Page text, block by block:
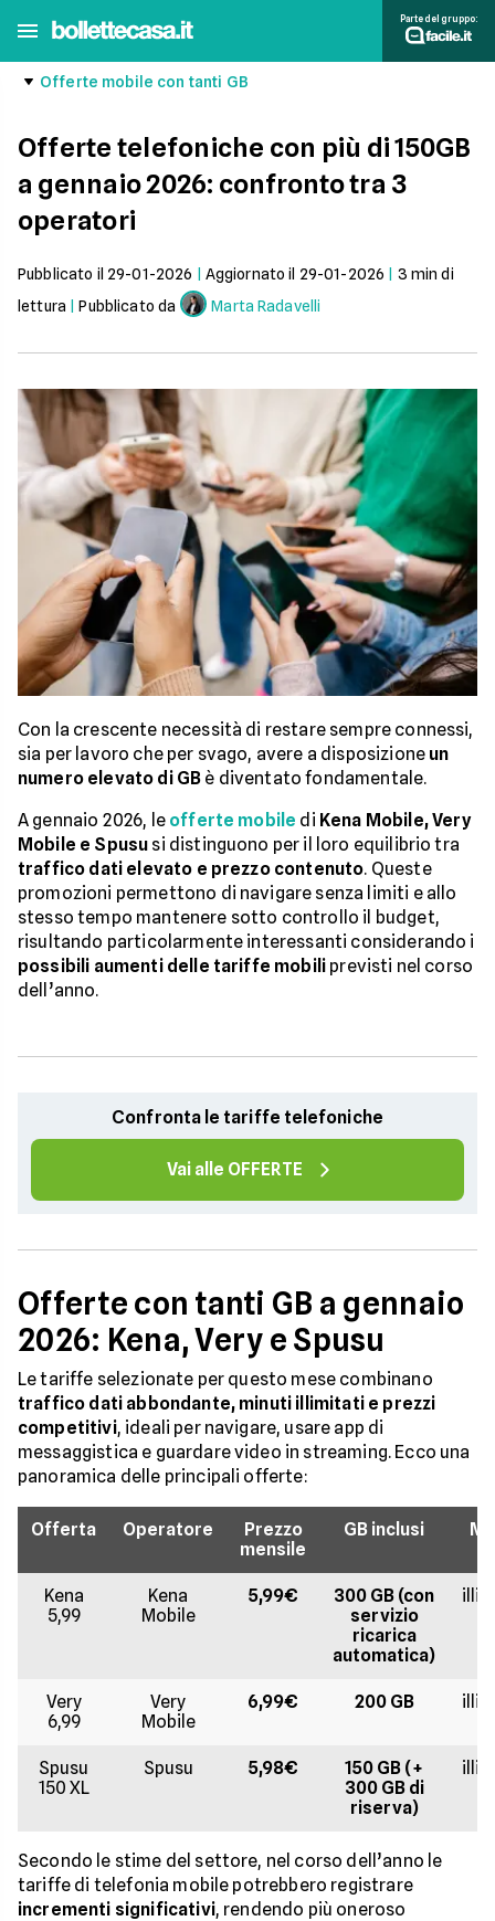
Parte del gruppo:
Offerte mobile con tanti GB
Offerte telefoniche con più di 150GB
a gennaio 2026: confronto tra 3
operatori
Pubblicato il 29-01-2026 Aggiornato il 29-01-2026 3 min di
lettura |Pubblicato da Marta Radavelli
Con la crescente necessità di restare sempre connessi,
sia per lavoro che per svago, avere a disposizione un
numero elevato di GB è diventato fondamentale.
A gennaio 2026, le offerte mobile di Kena Mobile, Very
Mobile e Spusu si distinguono per il loro equilibrio tra
traffico dati elevato e prezzo contenuto. Queste
promozioni permettono di navigare senza limiti e allo
stesso tempo mantenere sotto controllo il budget,
risultando particolarmente interessanti considerando i
possibili aumenti delle tariffe mobili previsti nel corso
dell’anno.
Confronta le tariffe telefoniche
Vai alle OFFERTE
Offerte con tanti GB a gennaio
2026: Kena, Very e Spusu
Le tariffe selezionate per questo mese combinano
traffico dati abbondante, minuti illimitati e prezzi
competitivi, ideali per navigare, usare app di
messaggistica e guardare video in streaming. Ecco una
panoramica delle principali offerte:
Offerta Operatore
Prezzo
mensile
GB inclusi
Kena
5,99
Kena
Mobile
5,99€
300 GB (con
servizio
ricarica
automatica)
Very
6,99
Very
Mobile
6,99€ 200 GB
Spusu
150 XL
Spusu 5,98€
150 GB (+
300 GB di
riserva)
Secondo le stime del settore, nel corso dell’anno le
tariffe di telefonia mobile potrebbero registrare
incrementi significativi, rendendo più oneroso